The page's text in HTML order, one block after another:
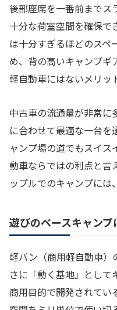
後部座席を一番前までス
十分な荷室空間を確保で
は十分すぎるほどのスペ
め、背の高いキャンプギ
軽自動車にはないメリッ
中古車の流通量が非常に
に合わせて最適な一台を
ャンプ場の道でもスイス
動車ならではの利点と言
ップルでのキャンプには
遊びのベースキャンプ
軽バン（商用軽自動車）
さに「動く基地」として
商用目的で開発されてい